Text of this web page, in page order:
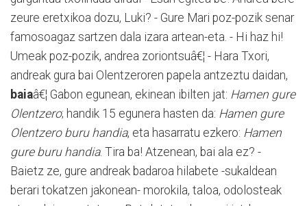
zeure eretxikoa dozu, Luki? - Gure Mari poz-pozik senar
famosoagaz sartzen dala izara artean-eta. - Hi haz hi!
Umeak poz-pozik, andrea zoriontsuâ€¦ - Hara Txori,
andreak gura bai Olentzeroren papela antzeztu daidan,
baiaâ€¦ Gabon egunean, ekinean ibilten jat: Hamen gure
Olentzero; handik 15 egunera hasten da: Hamen gure
Olentzero buru handia, eta hasarratu ezkero: Hamen
gure buru handia. Tira ba! Atzenean, bai ala ez? -
Baietz ze, gure andreak badaroa hilabete -sukaldean
berari tokatzen jakonean- morokila, taloa, odolosteak